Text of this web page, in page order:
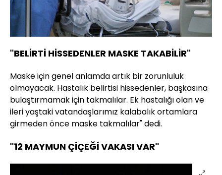
"BELİRTİ HİSSEDENLER MASKE TAKABİLİR"
Maske için genel anlamda artık bir zorunluluk
olmayacak. Hastalık belirtisi hissedenler, başkasına
bulaştırmamak için takmalılar. Ek hastalığı olan ve
ileri yaştaki vatandaşlarımız kalabalık ortamlara
girmeden önce maske takmalılar" dedi.
"12 MAYMUN ÇİÇEĞİ VAKASI VAR"